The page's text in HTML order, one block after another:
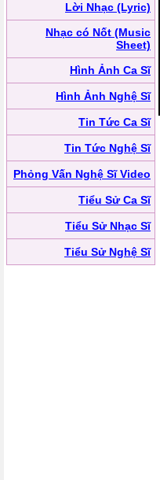
Lời Nhạc (Lyric)
Nhạc có Nốt (Music
Sheet)
Hình Ảnh Ca Sĩ
Hình Ảnh Nghệ Sĩ
Tin Tức Ca Sĩ
Tin Tức Nghệ Sĩ
Phỏng Vấn Nghệ Sĩ Video
Tiểu Sử Ca Sĩ
Tiểu Sử Nhạc Sĩ
Tiểu Sử Nghệ Sĩ